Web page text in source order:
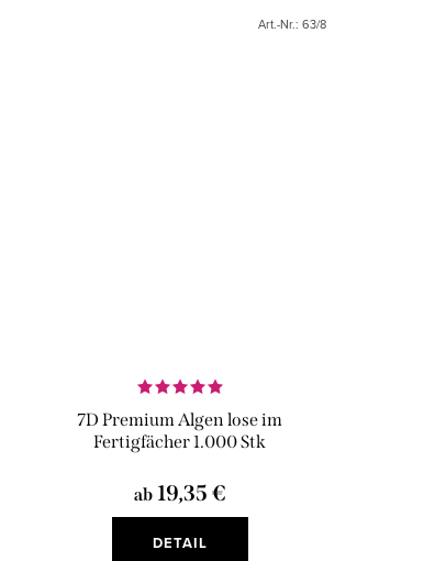
des Produkts. Dies sind...
Art.-Nr.: 63/8
7D Premium Algen lose im
Fertigfächer 1.000 Stk
ab19,35 €
DETAIL